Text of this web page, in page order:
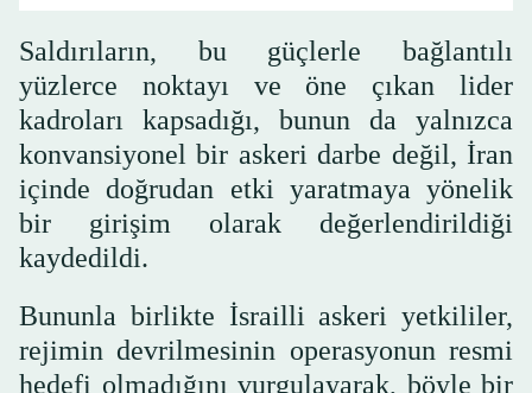
Saldırıların, bu güçlerle bağlantılı
yüzlerce noktayı ve öne çıkan lider
kadroları kapsadığı, bunun da yalnızca
konvansiyonel bir askeri darbe değil, İran
içinde doğrudan etki yaratmaya yönelik
bir girişim olarak değerlendirildiği
kaydedildi.
Bununla birlikte İsrailli askeri yetkililer,
rejimin devrilmesinin operasyonun resmi
hedefi olmadığını vurgulayarak, böyle bir